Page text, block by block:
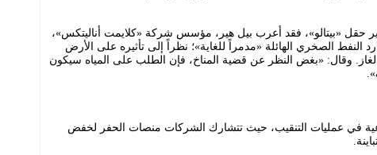
حقل «بيتالو»، فقد أعرب بيل هير، مؤسس شركة «كلايمت أناليتكس»،
الصخري الهائلة «مدمراً للغاية»؛ نظراً إلى تأثيره على الأرض
الغاز. وقال: «بغض النظر عن قضية المناخ، فإن الطلب على المياه سيكون
في عمليات التنقيب، حيث تتشارك الشركات منصات الحفر لخفض